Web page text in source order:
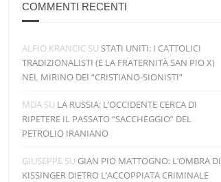
COMMENTI RECENTI
ALFIO KRANCIC SU STATI UNITI: I CATTOLICI
TRADIZIONALISTI (E LA FRATERNITÀ SAN PIO X)
NEL MIRINO DEI “CRISTIANO-SIONISTI”
MDA SU LA RUSSIA: L’OCCIDENTE CERCA DI
RIPETERE IL PASSATO “SACCHEGGIO” DEL
PETROLIO IRANIANO
GIUSEPPE SU GIAN PIO MATTOGNO: L’OMBRA DI
KISSINGER DIETRO L’ACCOPPIATA CRIMINALE